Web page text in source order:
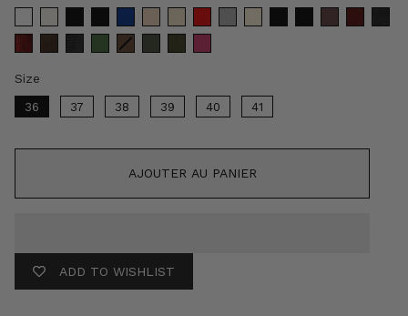
Size
36 37 38 39 40 41
AJOUTER AU PANIER
ADD TO WISHLIST